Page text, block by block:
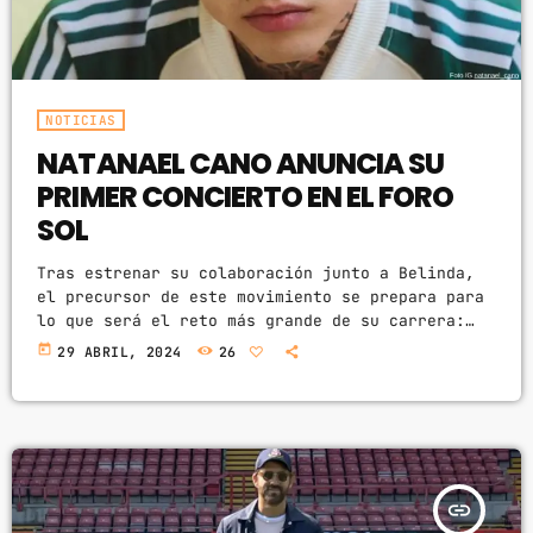
NOTICIAS
NATANAEL CANO ANUNCIA SU
PRIMER CONCIERTO EN EL FORO
SOL
Tras estrenar su colaboración junto a Belinda,
el precursor de este movimiento se prepara para
lo que será el reto más grande de su carrera:
llenar el Foro Sol. Los corridos tumbados viven
colaboración junto […]
today 29 ABRIL, 2024 26
insert_link